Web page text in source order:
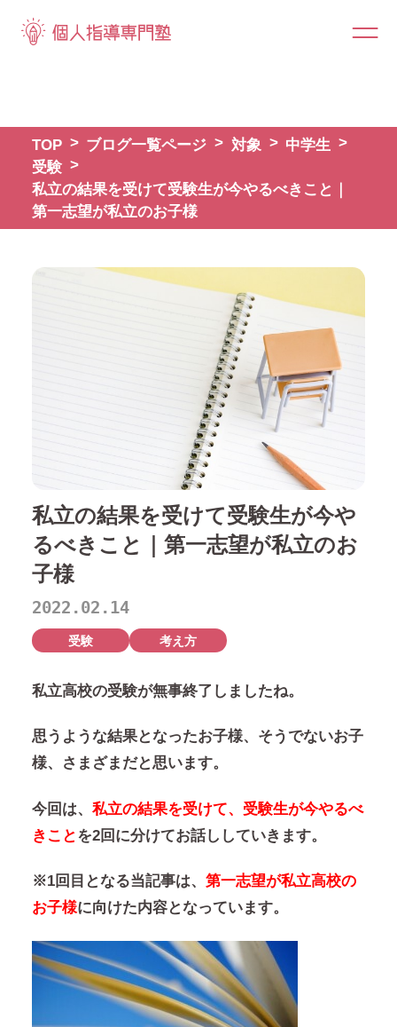
TOP ブログ一覧ページ 対象
中学生
受験
私立の結果を受けて受験生が今やるべきこと｜
第一志望が私立のお子様
私立の結果を受けて受験生が今や
るべきこと｜第一志望が私立のお
子様
2022.02.14
受験 考え方
私立高校の受験が無事終了しましたね。
思うような結果となったお子様、そうでないお子
様、さまざまだと思います。
今回は、 私立の結果を受けて、受験生が今やるべ
きことを2回に分けてお話ししていきます。
※1回目となる当記事は、 第一志望が私立高校の
お子様に向けた内容となっています。